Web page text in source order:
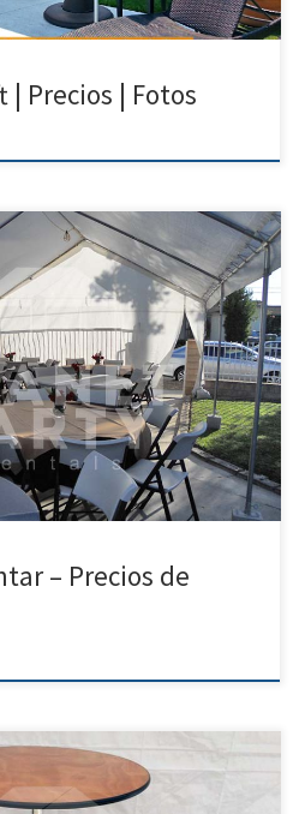
| Precios | Fotos
207 8502 Por favor, llámenos para
alguna pregunta sobre nuestro
7pm Lunes a Domingo – Tel: 818
Precio De Renta 20ft x 90ft Carpa
– Precios de